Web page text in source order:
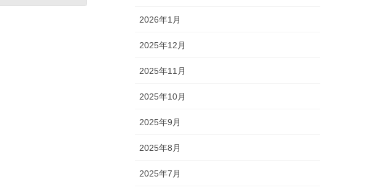
2026年1月
2025年12月
2025年11月
2025年10月
2025年9月
2025年8月
2025年7月